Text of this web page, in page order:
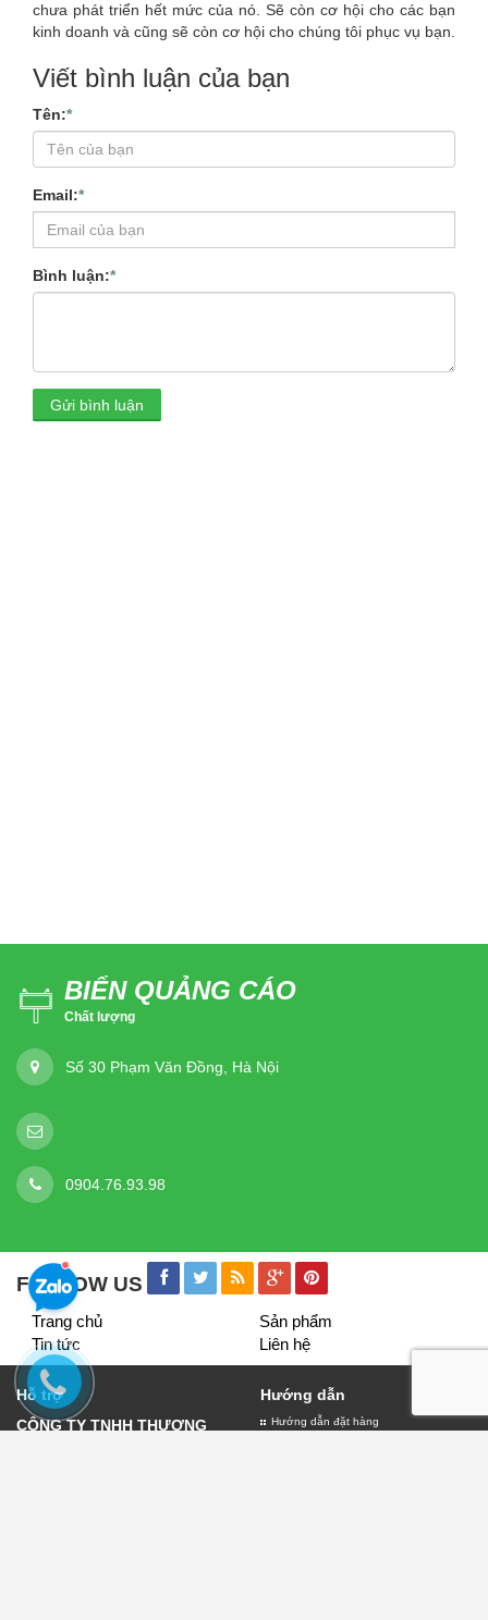
chưa phát triển hết mức của nó. Sẽ còn cơ hội cho các bạn
kinh doanh và cũng sẽ còn cơ hội cho chúng tôi phục vụ bạn.
Viết bình luận của bạn
Tên:*
Email:*
Bình luận:*
Gửi bình luận
BIỂN QUẢNG CÁO
Chất lượng
Số 30 Phạm Văn Đồng, Hà Nội
0904.76.93.98
FOLLOW US
Trang chủ
Sản phẩm
Tin tức
Liên hệ
Hỗ trợ
CÔNG TY TNHH THƯƠNG
Hướng dẫn
Hướng dẫn đặt hàng